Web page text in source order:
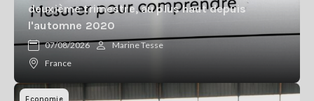
deuxième trimestre, au plus haut depuis
l'automne 2020
07/08/2026
Marine Tesse
France